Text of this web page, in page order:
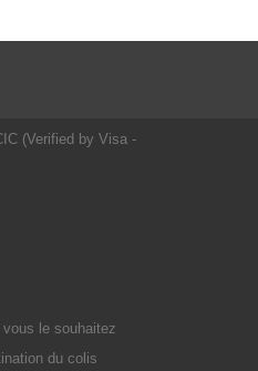
(Verified by Visa -
le souhaitez
du colis